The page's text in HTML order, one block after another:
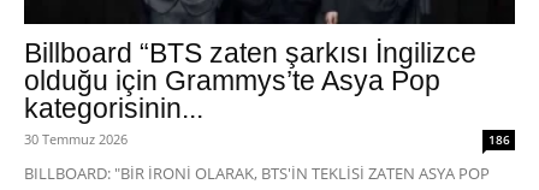
Billboard “BTS zaten şarkısı İngilizce
olduğu için Grammys’te Asya Pop
kategorisinin...
30 Temmuz 2026 186
BILLBOARD: "BİR İRONİ OLARAK, BTS'İN TEKLİSİ ZATEN ASYA POP